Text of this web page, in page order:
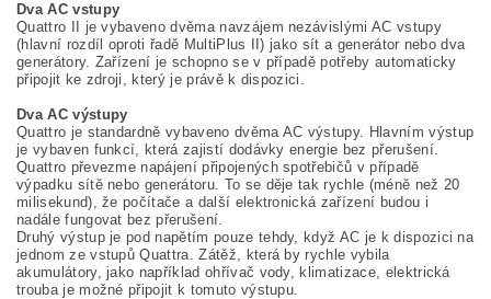
Dva AC vstupy
Quattro II je vybaveno dvěma navzájem nezávislými AC vstupy
(hlavní rozdíl oproti řadě MultiPlus II) jako sít a generátor nebo dva
generátory. Zařízení je schopno se v případě potřeby automaticky
připojit ke zdroji, který je právě k dispozici.
Dva AC výstupy
Quattro je standardně vybaveno dvěma AC výstupy. Hlavním výstup
je vybaven funkcí, která zajistí dodávky energie bez přerušení.
Quattro převezme napájení připojených spotřebičů v případě
výpadku sítě nebo generátoru. To se děje tak rychle (méně než 20
milisekund), že počítače a další elektronická zařízení budou i
nadále fungovat bez přerušení.
Druhý výstup je pod napětím pouze tehdy, když AC je k dispozici na
jednom ze vstupů Quattra. Zátěž, která by rychle vybila
akumulátory, jako například ohřívač vody, klimatizace, elektrická
trouba je možné připojit k tomuto výstupu.